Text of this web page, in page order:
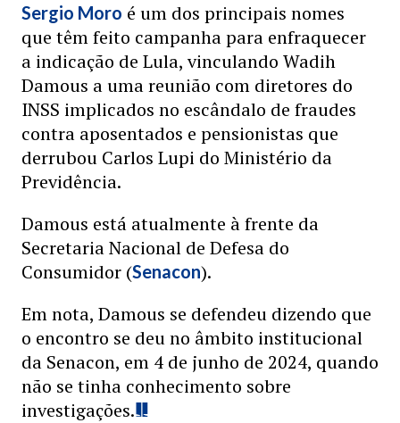
Sergio Moro é um dos principais nomes
que têm feito campanha para enfraquecer
a indicação de Lula, vinculando Wadih
Damous a uma reunião com diretores do
INSS implicados no escândalo de fraudes
contra aposentados e pensionistas que
derrubou Carlos Lupi do Ministério da
Previdência.
Damous está atualmente à frente da
Secretaria Nacional de Defesa do
Consumidor (Senacon).
Em nota, Damous se defendeu dizendo que
o encontro se deu no âmbito institucional
da Senacon, em 4 de junho de 2024, quando
não se tinha conhecimento sobre
investigações.